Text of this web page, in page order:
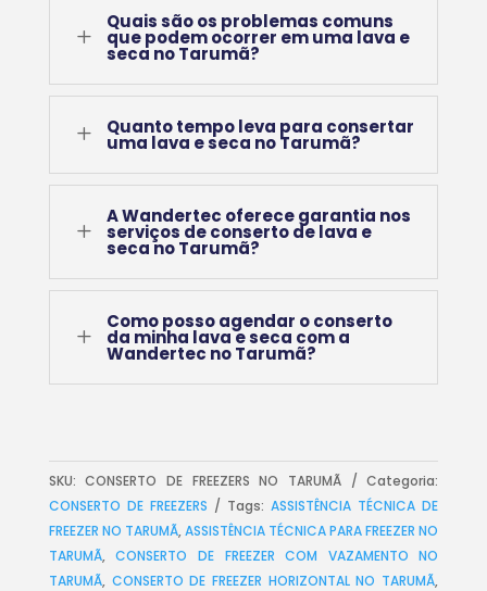
L
Quais são os problemas comuns
que podem ocorrer em uma lava e
seca no Tarumã?
L Quanto tempo leva para consertar
uma lava e seca no Tarumã?
L
A Wandertec oferece garantia nos
serviços de conserto de lava e
seca no Tarumã?
L
Como posso agendar o conserto
da minha lava e seca com a
Wandertec no Tarumã?
SKU:CONSERTO DE FREEZERS NO TARUMÃ
Categoria:
CONSERTO DE FREEZERS
Tags:ASSISTÊNCIA TÉCNICA DE
FREEZER NO TARUMÃ,ASSISTÊNCIA TÉCNICA PARA FREEZER NO
TARUMÃ,CONSERTO DE FREEZER COM VAZAMENTO NO
TARUMÃ, CONSERTO DE FREEZER HORIZONTAL NO TARUMÃ,